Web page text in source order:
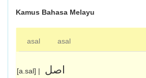
Kamus Bahasa Melayu
asal asal
[a.sal] | اصل